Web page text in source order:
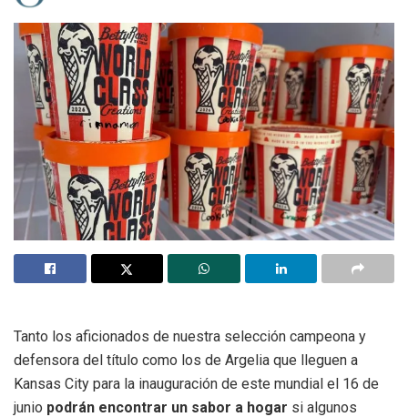
Tanto los aficionados de nuestra selección campeona y
defensora del título como los de Argelia que lleguen a
Kansas City para la inauguración de este mundial el 16 de
junio podrán encontrar un sabor a hogar si algunos